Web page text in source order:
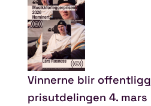
Vinnerne blir
prisutdelingen 4. mars